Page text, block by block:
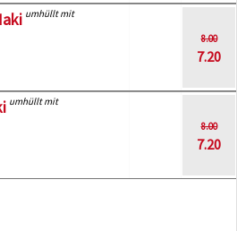
umhüllt mit
8.00
7.20
umhüllt mit
8.00
7.20